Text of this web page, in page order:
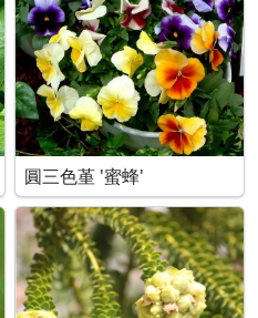
圓三色堇 '蜜蜂'